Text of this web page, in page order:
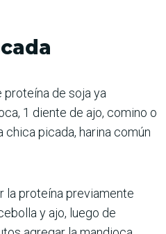
proteína de soja ya
1 diente de ajo, comino o
picada, harina común
la proteína previamente
y ajo, luego de